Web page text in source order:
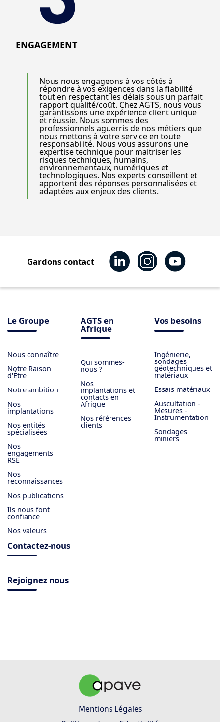
ENGAGEMENT
Nous nous engageons à vos côtés à
répondre à vos exigences dans la fiabilité
tout en respectant les délais sous un parfait
rapport qualité/coût. Chez AGTS, nous vous
garantissons une expérience client unique
et réussie. Nous sommes des
professionnels aguerris de nos métiers que
nous mettons à votre service en toute
responsabilité. Nous vous assurons une
expertise technique pour maitriser les
risques techniques, humains,
environnementaux, numériques et
technologiques. Nos experts conseillent et
apportent des réponses personnalisées et
adaptées aux enjeux des clients.
Gardons contact
Le Groupe
Nous connaître
Notre Raison
d'Être
Notre ambition
Nos
implantations
Nos entités
spécialisées
Nos
engagements
RSE
Nos
reconnaissances
Nos publications
Ils nous font
confiance
Nos valeurs
AGTS en
Afrique
Qui sommes-
nous ?
Nos
implantations et
contacts en
Afrique
Nos références
clients
Vos besoins
Ingénierie,
sondages
géotechniques et
matériaux
Essais matériaux
Auscultation -
Mesures -
Instrumentation
Sondages
miniers
Contactez-nous
Rejoignez nous
Mentions Légales